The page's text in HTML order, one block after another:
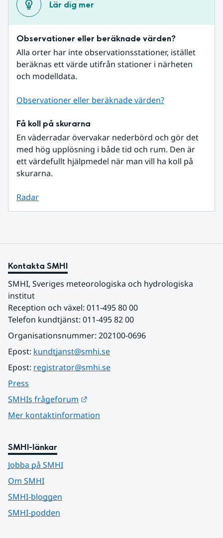
Lär dig mer
Observationer eller beräknade värden?
Alla orter har inte observationsstationer, istället
beräknas ett värde utifrån stationer i närheten
och modelldata.
Observationer eller beräknade värden?
Få koll på skurarna
En väderradar övervakar nederbörd och gör det
med hög upplösning i både tid och rum. Den är
ett värdefullt hjälpmedel när man vill ha koll på
skurarna.
Radar
Kontakta SMHI
SMHI, Sveriges meteorologiska och hydrologiska
institut
Reception och växel: 011-495 80 00
Telefon kundtjänst: 011-495 82 00
Organisationsnummer: 202100-0696
Epost: kundtjanst@smhi.se
Epost: registrator@smhi.se
Press
SMHIs frågeforum
Mer kontaktinformation
SMHI-länkar
Jobba på SMHI
Om SMHI
SMHI-bloggen
SMHI-podden